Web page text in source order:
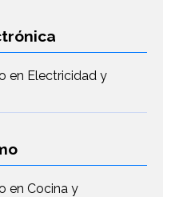
en Electricidad y
en Cocina y